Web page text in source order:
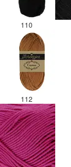
110
112